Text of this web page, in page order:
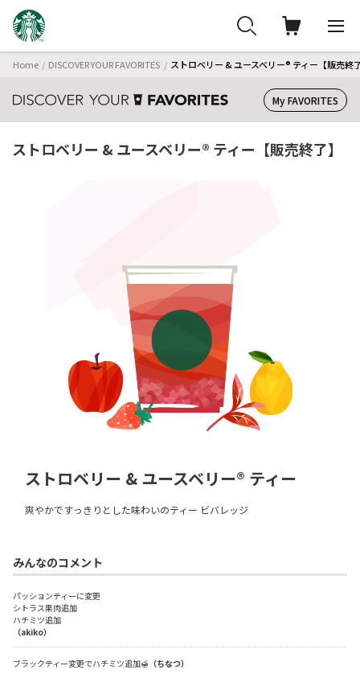
Home DISCOVER YOUR FAVORITES ストロベリー & ユースベリー® ティー【販売終
My FAVORITES
ストロベリー & ユースベリー® ティー【販売終了】
ストロベリー & ユースベリー® ティー
爽やかですっきりとした味わいのティー ビバレッジ
みんなのコメント
パッションティーに変更
シトラス果肉追加
（akiko）
ブラックティー変更でハチミツ追加🍯 （ちなつ）